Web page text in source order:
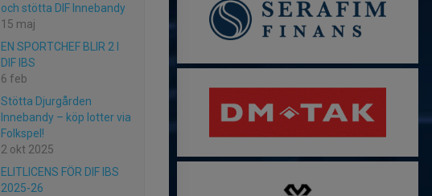
och stötta DIF Innebandy
15 maj
EN SPORTCHEF BLIR 2 I
DIF IBS
6 feb
Stötta Djurgården
Innebandy – köp lotter via
Folkspel!
2 okt 2025
ELITLICENS FÖR DIF IBS
2025-26